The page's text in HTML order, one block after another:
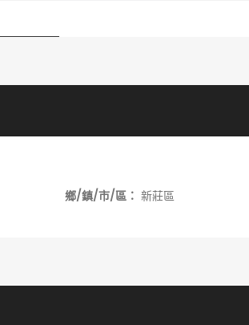
鄉/鎮/市/區： 新莊區